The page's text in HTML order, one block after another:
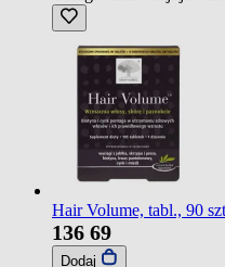
Hair Volume, tabl., 90
136 69
Dodaj